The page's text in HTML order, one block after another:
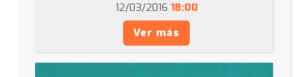
12/03/2016 18:00
Ver más